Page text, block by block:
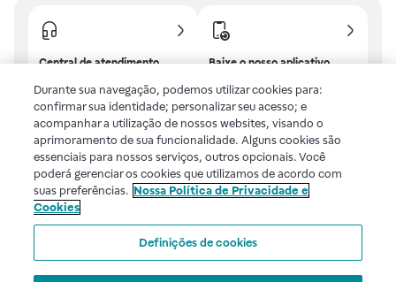
Central de atendimento
frequentes ou fale com a
gente.
Baixe o nosso aplicativo
benefícios exclusivos!
Uma empresa
Voltar ao topo
Durante sua navegação, podemos utilizar cookies para:
confirmar sua identidade; personalizar seu acesso; e
acompanhar a utilização de nossos websites, visando o
aprimoramento de sua funcionalidade. Alguns cookies são
essenciais para nossos serviços, outros opcionais. Você
poderá gerenciar os cookies que utilizamos de acordo com
suas preferências. Nossa Política de Privacidade e
Cookies
Definições de cookies